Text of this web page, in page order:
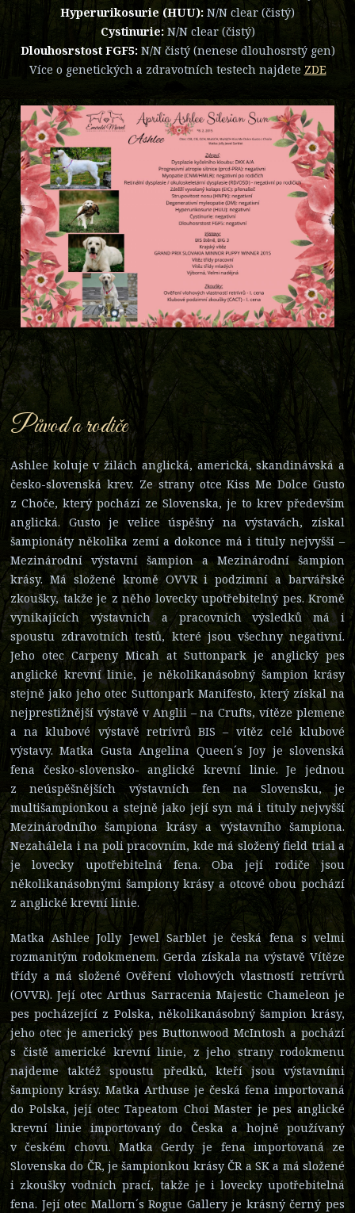
Hyperurikosurie (HUU): N/N clear (čistý)
Cystinurie:N/N clear (čistý)
Dlouhosrstost FGF5:N/N čistý (nenese dlouhosrstý gen)
Více o genetických a zdravotních testech najdete ZDE
Původ a rodiče
Ashlee koluje v žilách anglická, americká, skandinávská a
česko-slovenská krev. Ze strany otce Kiss Me Dolce Gusto
z Choče, který pochází ze Slovenska, je to krev především
anglická. Gusto je velice úspěšný na výstavách, získal
šampionáty několika zemí a dokonce má i tituly nejvyšší –
Mezinárodní výstavní šampion a Mezinárodní šampion
krásy. Má složené kromě OVVR i podzimní a barvářské
zkoušky, takže je z něho lovecky upotřebitelný pes. Kromě
vynikajících výstavních a pracovních výsledků má i
spoustu zdravotních testů, které jsou všechny negativní.
Jeho otec Carpeny Micah at Suttonpark je anglický pes
anglické krevní linie, je několikanásobný šampion krásy
stejně jako jeho otec Suttonpark Manifesto, který získal na
nejprestižnější výstavě v Anglii – na Crufts, vítěze plemene
a na klubové výstavě retrívrů BIS – vítěz celé klubové
výstavy. Matka Gusta Angelina Queen´s Joy je slovenská
fena česko-slovensko- anglické krevní linie. Je jednou
z neúspěšnějších výstavních fen na Slovensku, je
multišampionkou a stejně jako její syn má i tituly nejvyšší
Mezinárodního šampiona krásy a výstavního šampiona.
Nezahálela i na poli pracovním, kde má složený field trial a
je lovecky upotřebitelná fena. Oba její rodiče jsou
několikanásobnými šampiony krásy a otcové obou pochází
z anglické krevní linie.
Matka Ashlee Jolly Jewel Sarblet je česká fena s velmi
rozmanitým rodokmenem. Gerda získala na výstavě Vítěze
třídy a má složené Ověření vlohových vlastností retrívrů
(OVVR). Její otec Arthus Sarracenia Majestic Chameleon je
pes pocházející z Polska, několikanásobný šampion krásy,
jeho otec je americký pes Buttonwood McIntosh a pochází
s čistě americké krevní linie, z jeho strany rodokmenu
najdeme taktéž spoustu předků, kteří jsou výstavními
šampiony krásy. Matka Arthuse je česká fena importovaná
do Polska, její otec Tapeatom Choi Master je pes anglické
krevní linie importovaný do Česka a hojně používaný
v českém chovu. Matka Gerdy je fena importovaná ze
Slovenska do ČR, je šampionkou krásy ČR a SK a má složené
i zkoušky vodních prací, takže je i lovecky upotřebitelná
fena. Její otec Mallorn´s Rogue Gallery je krásný černý pes